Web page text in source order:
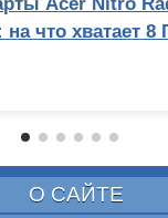
на что хватает 8
О САЙТЕ